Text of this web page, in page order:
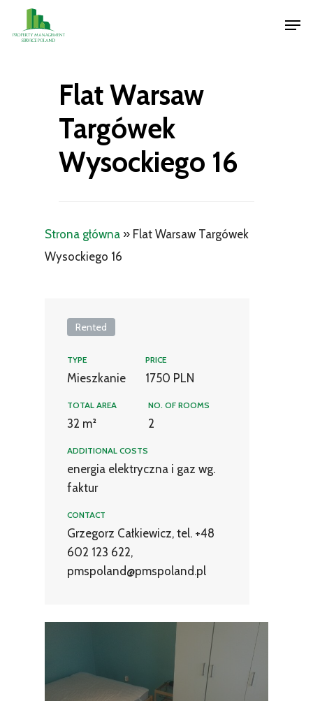
Flat Warsaw
Targówek
Wysockiego 16
Strona główna » Flat Warsaw Targówek
Wysockiego 16
Rented
TYPE
Mieszkanie
PRICE
1750 PLN
TOTAL AREA
32 m²
NO. OF ROOMS
2
ADDITIONAL COSTS
energia elektryczna i gaz wg.
faktur
CONTACT
Grzegorz Całkiewicz, tel. +48
602 123 622,
pmspoland@pmspoland.pl